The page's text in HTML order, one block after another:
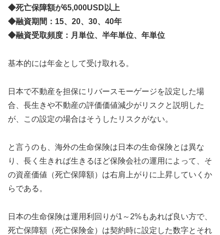
◆死亡保障額が65,000USD以上
◆融資期間：15、20、30、40年
◆融資受取頻度：月単位、半年単位、年単位
基本的には年金として受け取れる。
日本で不動産を担保にリバースモーゲージを設定した場
合、長生きや不動産の評価価値減少がリスクと説明した
が、この設定の場合はそうしたリスクがない。
と言うのも、海外の生命保険は日本の生命保険とは異な
り、長く生きれば生きるほど保険会社の運用によって、そ
の資産価値（死亡保障額）は右肩上がりに上昇していくか
らである。
日本の生命保険は運用利回りが1～2%もあれば良い方で、
死亡保障額（死亡保険金）は契約時に設定した数字とそれ